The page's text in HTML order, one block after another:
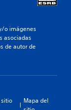
o imágenes
asociadas
de autor de
sitio
Mapa del